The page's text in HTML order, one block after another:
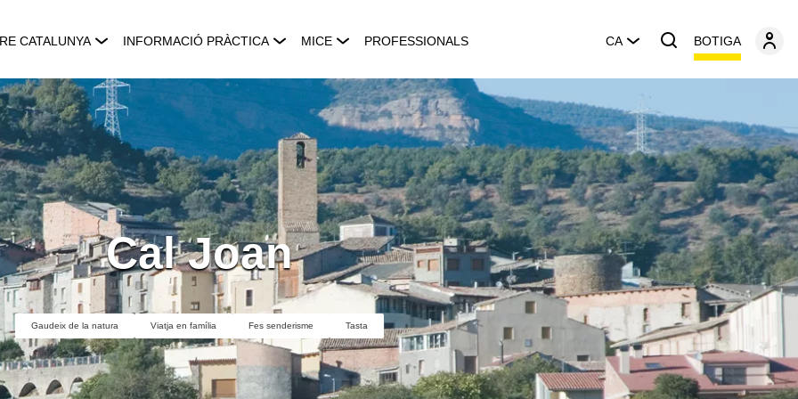
CATALUNYA INFORMACIÓ PRÀCTICA MICE PROFESSIONALS CA BOTIGA
Cal Joan
Gaudeix de la natura Viatja en família Fes senderisme Tasta